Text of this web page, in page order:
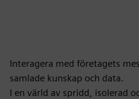
Interagera med företagets
samlade kunskap och data.
I en värld av spridd, isolerad